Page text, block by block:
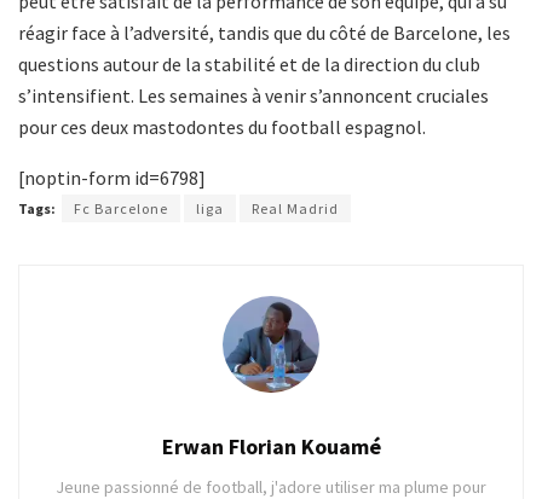
réagir face à l’adversité, tandis que du côté de Barcelone, les
questions autour de la stabilité et de la direction du club
s’intensifient. Les semaines à venir s’annoncent cruciales
pour ces deux mastodontes du football espagnol.
[noptin-form id=6798]
Tags: Fc Barcelone liga Real Madrid
Erwan Florian Kouamé
Jeune passionné de football, j'adore utiliser ma plume pour